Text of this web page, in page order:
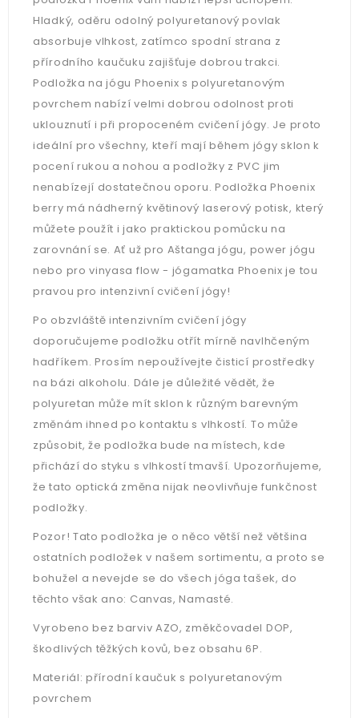
Hladký, oděru odolný polyuretanový povlak
absorbuje vlhkost, zatímco spodní strana z
přírodního kaučuku zajišťuje dobrou trakci.
Podložka na jógu Phoenix s polyuretanovým
povrchem nabízí velmi dobrou odolnost proti
uklouznutí i při propoceném cvičení jógy. Je proto
ideální pro všechny, kteří mají během jógy sklon k
pocení rukou a nohou a podložky z PVC jim
nenabízejí dostatečnou oporu. Podložka Phoenix
berry má nádherný květinový laserový potisk, který
můžete použít i jako praktickou pomůcku na
zarovnání se. Ať už pro Aštanga jógu, power jógu
nebo pro vinyasa flow - jógamatka Phoenix je tou
pravou pro intenzivní cvičení jógy!
Po obzvláště intenzivním cvičení jógy
doporučujeme podložku otřít mírně navlhčeným
hadříkem. Prosím nepoužívejte čisticí prostředky
na bázi alkoholu. Dále je důležité vědět, že
polyuretan může mít sklon k různým barevným
změnám ihned po kontaktu s vlhkostí. To může
způsobit, že podložka bude na místech, kde
přichází do styku s vlhkostí tmavší. Upozorňujeme,
že tato optická změna nijak neovlivňuje funkčnost
podložky.
Pozor! Tato podložka je o něco větší než většina
ostatních podložek v našem sortimentu, a proto se
bohužel a nevejde se do všech jóga tašek, do
těchto však ano: Canvas, Namasté.
Vyrobeno bez barviv AZO, změkčovadel DOP,
škodlivých těžkých kovů, bez obsahu 6P.
Materiál: přírodní kaučuk s polyuretanovým
povrchem